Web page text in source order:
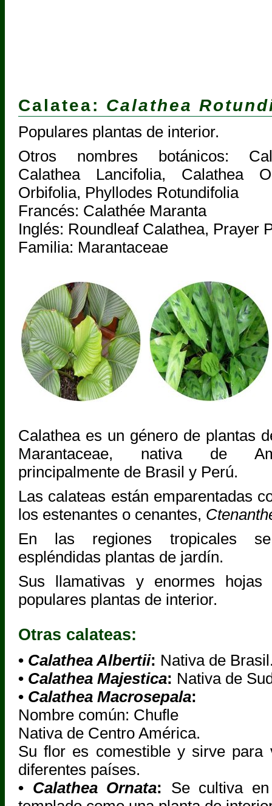
Calatea: Calathea
Populares plantas de interior.
Otros nombres botánicos:
Calathea Lancifolia, Calathea
Orbifolia, Phyllodes Rotundifolia
Francés: Calathée Maranta
Inglés: Roundleaf Calathea, Prayer
Familia: Marantaceae
Calathea es un género de plantas
Marantaceae, nativa de
principalmente de Brasil y Perú.
Las calateas están emparentadas
los estenantes o cenantes,
En las regiones tropicales
espléndidas plantas de jardín.
Sus llamativas y enormes hojas
populares plantas de interior.
Otras calateas:
• Calathea Albertii: Nativa de
• Calathea Majestica: Nativa de
• Calathea Macrosepala:
Nombre común: Chufle
Nativa de Centro América.
Su flor es comestible y sirve para
diferentes países.
• Calathea Ornata: Se cultiva